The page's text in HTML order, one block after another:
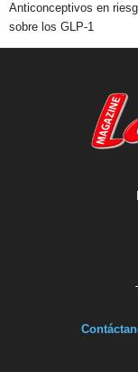
Anticonceptivos en
sobre los GLP-1